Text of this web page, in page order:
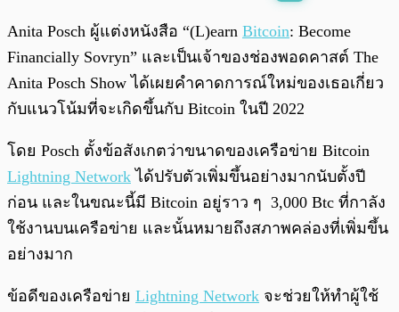
Anita Posch ผู้แต่งหนังสือ “(L)earn Bitcoin: Become
Financially Sovryn” และเป็นเจ้าของช่องพอดคาสต์ The
Anita Posch Show ได้เผยคำคาดการณ์ใหม่ของเธอเกี่ยว
กับแนวโน้มที่จะเกิดขึ้นกับ Bitcoin ในปี 2022
โดย Posch ตั้งข้อสังเกตว่าขนาดของเครือข่าย Bitcoin
Lightning Network ได้ปรับตัวเพิ่มขึ้นอย่างมากนับตั้งปี
ก่อน และในขณะนี้มี Bitcoin อยู่ราว ๆ 3,000 Btc ที่กาลัง
ใช้งานบนเครือข่าย และนั้นหมายถึงสภาพคล่องที่เพิ่มขึ้น
อย่างมาก
ข้อดีของเครือข่าย Lightning Network จะช่วยให้ทำผู้ใช้